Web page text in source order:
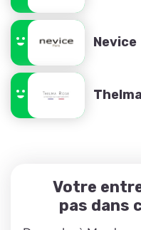
Nevice
Votre
pas dans